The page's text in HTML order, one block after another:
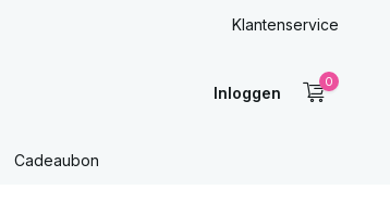
Klantenservice
Inloggen
0
Cadeaubon